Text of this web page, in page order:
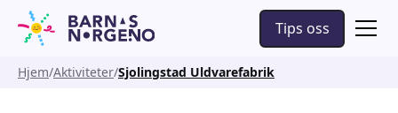
Tips oss
Hjem Aktiviteter Sjolingstad Uldvarefabrik